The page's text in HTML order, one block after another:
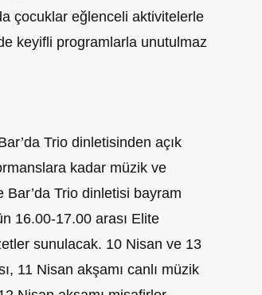
çocuklar eğlenceli aktivitelerle
keyifli programlarla unutulmaz
Trio dinletisinden açık
kadar müzik ve
Trio dinletisi bayram
16.00-17.00 arası Elite
sunulacak. 10 Nisan ve 13
11 Nisan akşamı canlı müzik